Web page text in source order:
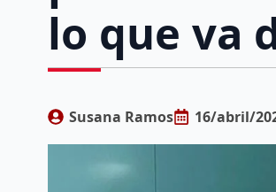
lo que va
Susana Ramos 16/abril/